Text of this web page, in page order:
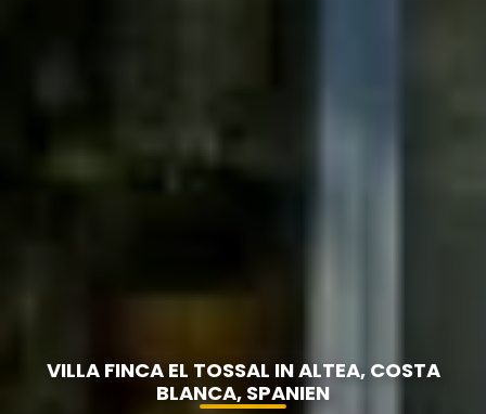
VILLA FINCA EL TOSSAL IN ALTEA, COSTA
BLANCA, SPANIEN